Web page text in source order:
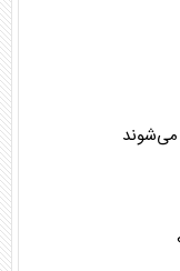
می‌شوند